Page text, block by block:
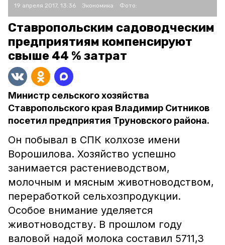
19 апреля 2017, 13:36 Экономика Фото:
Ставропольским садоводческим
предприятиям компенсируют
свыше 44 % затрат
Министр сельского хозяйства
Ставропольского края Владимир Ситников
посетил предприятия Труновского района.
Он побывал в СПК колхозе имени
Ворошилова. Хозяйство успешно
занимается растениеводством,
молочным и мясным животноводством,
переработкой сельхозпродукции.
Особое внимание уделяется
животноводству. В прошлом году
валовой надой молока составил 5711,3